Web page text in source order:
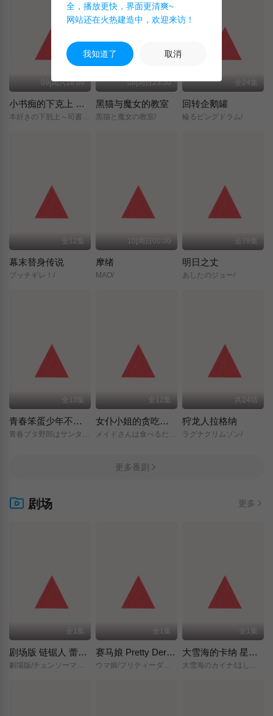
09|周六18:00
小书痴的下克上 〜为了成为图书管理员而不择手段〜 领主的养女
本好きの下剋上～司書になるためには手段を選んでいられません～/領主の養女/
08|周日23:30
黑猫与魔女的教室
黒猫と魔女の教室/
全24集
回转企鹅罐
輪るピングドラム/
全12集
幕末替身传说
ブッチギレ！/
10|周日00:00
摩绪
MAO/
全79集
明日之丈
あしたのジョー/
全13集
青春笨蛋少年不做圣诞服女郎的梦
全12集
女仆小姐的贪吃日常
メイドさんは食べるだけ/
共24话
狩龙人拉格纳
ラグナクリムゾン/
更多番剧
剧场 更多
全1集
剧场版 链锯人 蕾塞篇(正式版)
全1集
赛马娘 Pretty Derby 新时代之门
全1集
大雪海的卡纳 星之贤者
全，播放更快，界面更清爽~
网站还在火热建造中，欢迎来访！
我知道了 取消